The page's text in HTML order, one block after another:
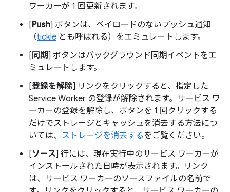
ワーカーが 1 回更新されます。
[Push] ボタンは、ペイロードのないプッシュ通知
（tickle とも呼ばれる）をエミュレートします。
[ 同期] ボタンはバックグラウンド同期イベントをエ
ミュレートします。
[登録を解除] リンクをクリックすると、指定した
Service Worker の登録が解除されます。サービス ワ
ーカーの登録を解除し、ボタンを 1 回クリックする
だけでストレージとキャッシュを消去する方法につ
いては、 ストレージを消去するをご覧ください。
[ソース] 行には、現在実行中のサービス ワーカーが
インストールされた日時が表示されます。リンク
は、サービス ワーカーのソースファイルの名前で